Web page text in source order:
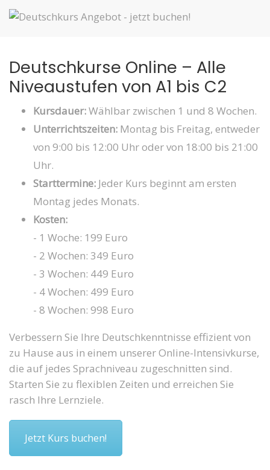
Deutschkurse Online – Alle
Niveaustufen von A1 bis C2
Kursdauer:Wählbar zwischen 1 und 8 Wochen.
Unterrichtszeiten:Montag bis Freitag, entweder
von 9:00 bis 12:00 Uhr oder von 18:00 bis 21:00
Uhr.
Starttermine:Jeder Kurs beginnt am ersten
Montag jedes Monats.
Kosten:
- 1 Woche: 199 Euro
- 2 Wochen: 349 Euro
- 3 Wochen: 449 Euro
- 4 Wochen: 499 Euro
- 8 Wochen: 998 Euro
Verbessern Sie Ihre Deutschkenntnisse effizient von
zu Hause aus in einem unserer Online-Intensivkurse,
die auf jedes Sprachniveau zugeschnitten sind.
Starten Sie zu flexiblen Zeiten und erreichen Sie
rasch Ihre Lernziele.
Jetzt Kurs buchen!